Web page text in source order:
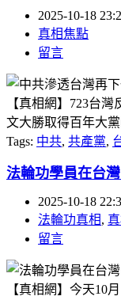
2025-10-18
真相焦點
留言
【真相網】723台
文大勝取得百年大
Tags: 中共, 共產黨,
法輪功學員在台
2025-10-18
法輪功真相,
留言
【真相網】今天10